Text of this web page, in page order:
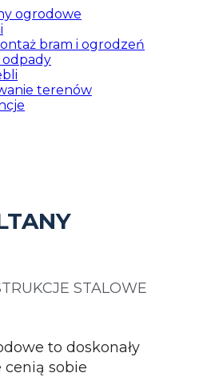
ogrodowe
bram i ogrodzeń
odpady
terenów
STALOWE
to doskonały
cenią sobie